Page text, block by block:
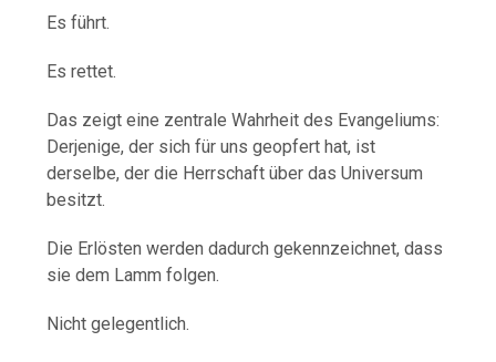
Es führt.
Es rettet.
Das zeigt eine zentrale Wahrheit des Evangeliums:
Derjenige, der sich für uns geopfert hat, ist
derselbe, der die Herrschaft über das Universum
besitzt.
Die Erlösten werden dadurch gekennzeichnet, dass
sie dem Lamm folgen.
Nicht gelegentlich.